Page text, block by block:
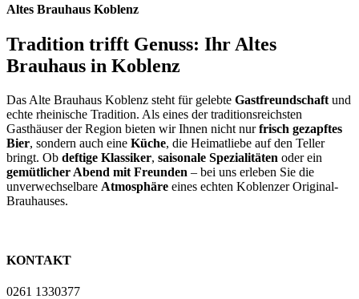
Altes Brauhaus Koblenz
Tradition trifft Genuss: Ihr Altes
Brauhaus in Koblenz
Das Alte Brauhaus Koblenz steht für gelebte Gastfreundschaft und
echte rheinische Tradition. Als eines der traditionsreichsten
Gasthäuser der Region bieten wir Ihnen nicht nurfrisch gezapftes
Bier, sondern auch eine Küche, die Heimatliebe auf den Teller
bringt. Ob deftige Klassiker, saisonale Spezialitäten oder ein
gemütlicher Abend mit Freunden – bei uns erleben Sie die
unverwechselbare Atmosphäre eines echten Koblenzer Original-
Brauhauses.
KONTAKT
0261 1330377